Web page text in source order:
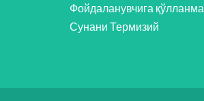
Фойдаланувчига қўлланма
Сунани Термизий